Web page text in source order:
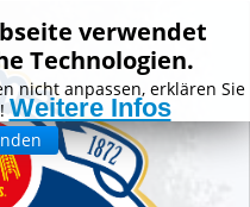
verwendet
Technologien.
nicht anpassen, erklären Sie
Weitere Infos